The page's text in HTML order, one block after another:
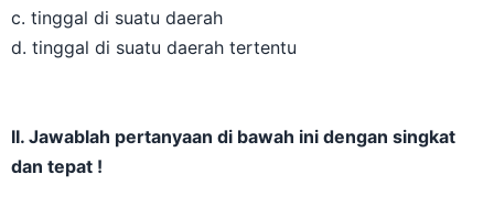
c. tinggal di suatu daerah
d. tinggal di suatu daerah tertentu
II. Jawablah pertanyaan di bawah ini dengan singkat
dan tepat !